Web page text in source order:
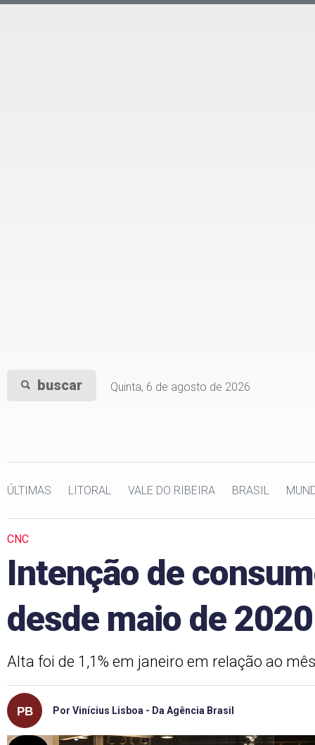
buscar Quinta, 6 de agosto de 2026
ÚLTIMAS LITORAL VALE DO RIBEIRA BRASIL
CNC
Intenção de
desde maio de 2020
Alta foi de 1,1% em janeiro em relação ao
Por Vinícius Lisboa - Da Agência Brasil